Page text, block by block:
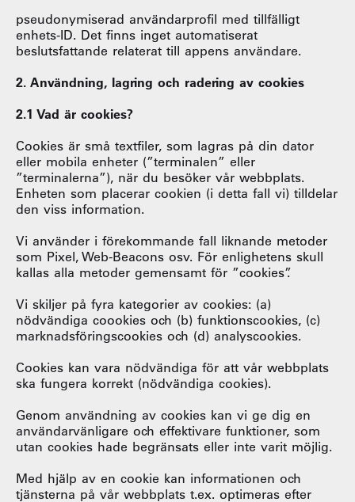
pseudonymiserad användarprofil med tillfälligt
enhets-ID. Det finns inget automatiserat
beslutsfattande relaterat till appens användare.
2. Användning, lagring och radering av cookies
2.1 Vad är cookies?
Cookies är små textfiler, som lagras på din dator
eller mobila enheter (”terminalen” eller
”terminalerna”), när du besöker vår webbplats.
Enheten som placerar cookien (i detta fall vi) tilldelar
den viss information.
Vi använder i förekommande fall liknande metoder
som Pixel, Web-Beacons osv. För enlighetens skull
kallas alla metoder gemensamt för ”cookies”.
Vi skiljer på fyra kategorier av cookies: (a)
nödvändiga coookies och (b) funktionscookies, (c)
marknadsföringscookies och (d) analyscookies.
Cookies kan vara nödvändiga för att vår webbplats
ska fungera korrekt (nödvändiga cookies).
Genom användning av cookies kan vi ge dig en
användarvänligare och effektivare funktioner, som
utan cookies hade begränsats eller inte varit möjlig.
Med hjälp av en cookie kan informationen och
tjänsterna på vår webbplats t.ex. optimeras efter